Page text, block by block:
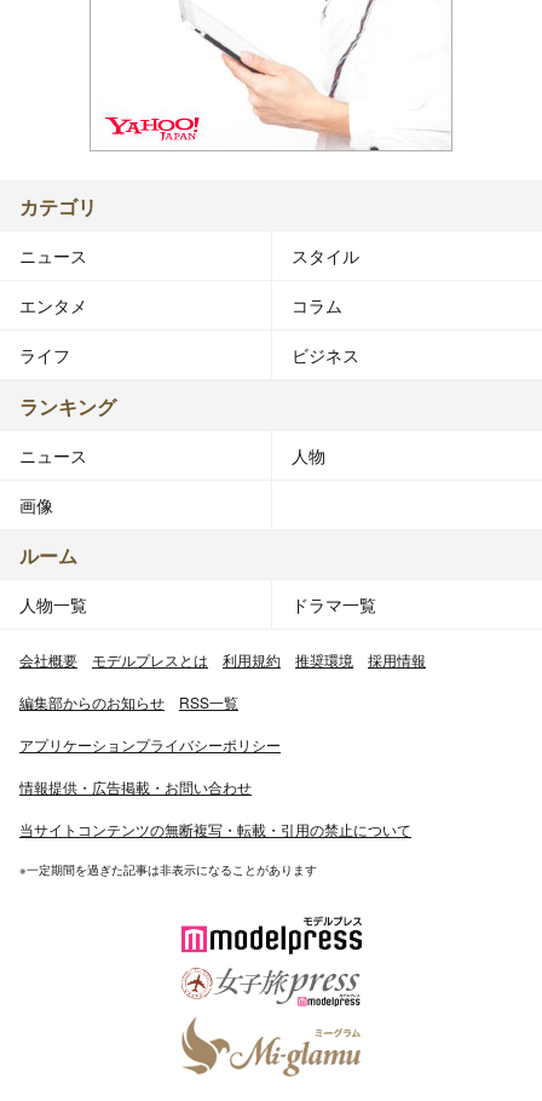
カテゴリ
ニュース スタイル
エンタメ コラム
ライフ ビジネス
ランキング
ニュース 人物
画像
ルーム
人物一覧 ドラマ一覧
会社概要 モデルプレスとは 利用規約 推奨環境 採用情報
編集部からのお知らせ RSS一覧
アプリケーションプライバシーポリシー
情報提供・広告掲載・お問い合わせ
当サイトコンテンツの無断複写・転載・引用の禁止について
※一定期間を過ぎた記事は非表示になることがあります